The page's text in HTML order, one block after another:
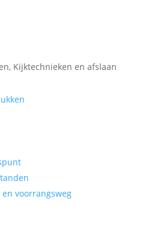
Kijktechnieken en afslaan
voorrangsweg